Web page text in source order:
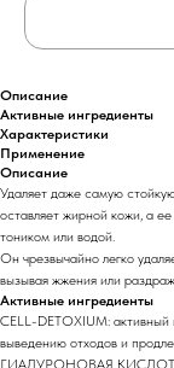
Описание
Активные ингредиенты
Характеристики
Применение
Описание
Удаляет даже самую
оставляет жирной кожи, а
тоником или водой.
Он чрезвычайно легко
вызывая жжения или
Активные ингредиенты
CELL-DETOXIUM: активный
выведению отходов и
ГИАЛУРОНОВАЯ КИСЛОТА: